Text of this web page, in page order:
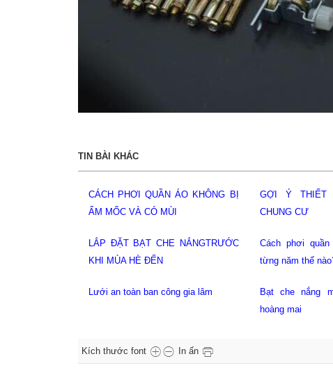
TIN BÀI KHÁC
LÀM RÈM CỬA BẰNG VẢI LINEN
Giàn phơi thông minh giá rẻ tại gia
lâm
Lưới an toàn ban công tại thanh
Giàn phơi
mai
Kích thước font In ấn